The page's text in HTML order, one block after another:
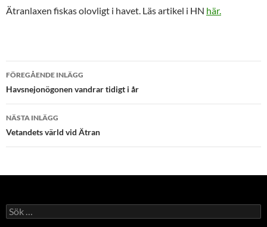
Ätranlaxen fiskas olovligt i havet. Läs artikel i HN här.
Inläggsnavigering
FÖREGÅENDE INLÄGG
Havsnejonögonen vandrar tidigt i år
NÄSTA INLÄGG
Vetandets värld vid Ätran
Sök
efter: